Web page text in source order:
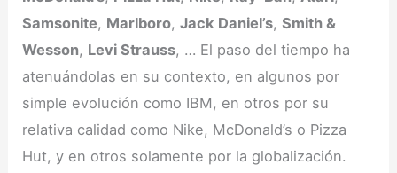
Samsonite, Marlboro,Jack Daniel’s,Smith &
Wesson, Levi Strauss, … El paso del tiempo ha
atenuándolas en su contexto, en algunos por
simple evolución como IBM, en otros por su
relativa calidad como Nike, McDonald’s o Pizza
Hut, y en otros solamente por la globalización.